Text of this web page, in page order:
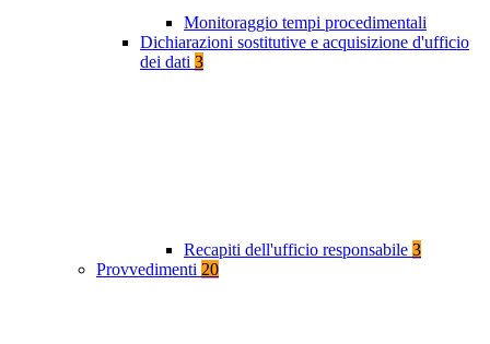
Monitoraggio tempi procedimentali
Dichiarazioni sostitutive e acquisizione d'ufficio
dei dati 3
Recapiti dell'ufficio responsabile 3
Provvedimenti 20